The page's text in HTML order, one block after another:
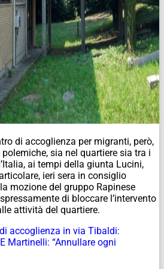
di accoglienza per migranti, però,
sia nel quartiere sia tra i
ai tempi della giunta Lucini,
ieri sera in consiglio
mozione del gruppo Rapinese
di bloccare l’intervento
attività del quartiere.
accoglienza in via Tibaldi:
Martinelli: “Annullare ogni